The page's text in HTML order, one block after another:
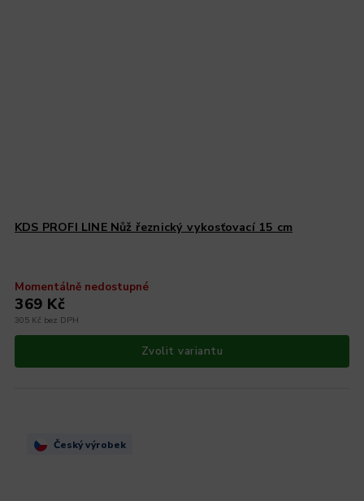
KDS PROFI LINE Nůž řeznický vykosťovací 15 cm
Momentálně nedostupné
305 Kč bez DPH
369 Kč
Zvolit variantu
Český výrobek